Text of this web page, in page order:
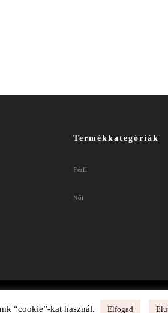
Termékkategóriák
Férfi
Női
“cookie”-kat használ. Elfogad